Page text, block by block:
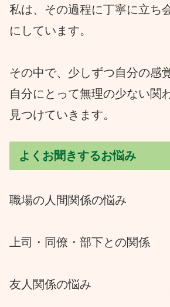
私は、その過程に丁寧に立ち
にしています。
その中で、少しずつ自分の感
自分にとって無理の少ない関
見つけていきます。
よくお聞きするお悩み
職場の人間関係の悩み
上司・同僚・部下との関係
友人関係の悩み